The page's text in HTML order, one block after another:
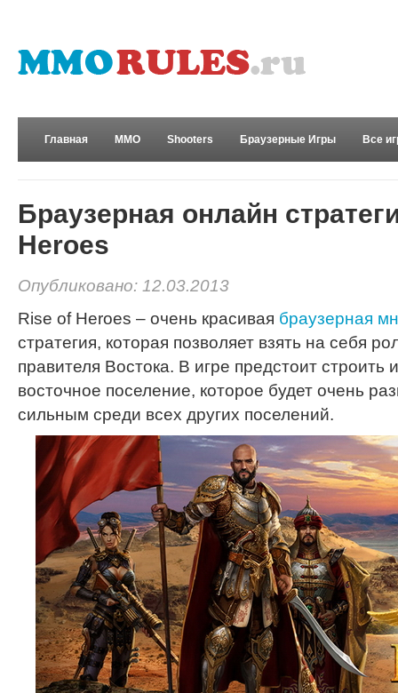
Главная MMO Shooters Браузерные Игры Все
Браузерная онлайн
Heroes
Опубликовано: 12.03.2013
Rise of Heroes – очень красивая браузерная
стратегия, которая позволяет взять на себя
правителя Востока. В игре предстоит строить
восточное поселение, которое будет очень
сильным среди всех других поселений.